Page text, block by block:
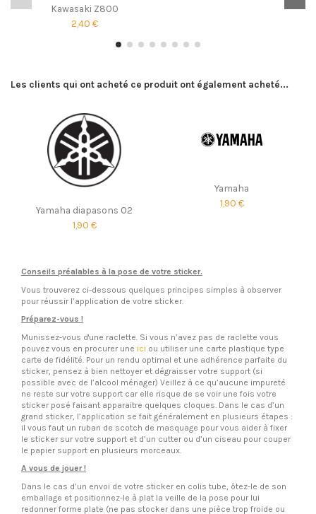
Kawasaki Z800
2,40 €
Les clients qui ont acheté ce produit ont également acheté...
Yamaha diapasons 02
1,90 €
Yamaha
1,90 €
Conseils préalables à la pose de votre sticker.
Vous trouverez ci-dessous quelques principes simples à observer
pour réussir l’application de votre sticker.
Préparez-vous !
Munissez-vous d'une raclette. Si vous n’avez pas de raclette vous
pouvez vous en procurer une ici ou utiliser une carte plastique type
carte de fidélité. Pour un rendu optimal et une adhérence parfaite du
sticker, pensez à bien nettoyer et dégraisser votre support (si
possible avec de l’alcool ménager) Veillez à ce qu’aucune impureté
ne reste sur votre support car elle risque de se voir une fois votre
sticker posé faisant apparaitre quelques cloques. Dans le cas d’un
grand sticker, l’application se fait généralement en plusieurs étapes :
il vous faut un ruban de scotch de masquage pour vous aider à fixer
le sticker sur votre support et d’un cutter ou d’un ciseau pour couper
le papier support en plusieurs morceaux.
A vous de jouer !
Dans le cas d’un envoi de votre sticker en colis tube, ôtez-le de son
emballage et positionnez-le à plat la veille de la pose pour lui
redonner forme plate (ne pas stocker dans une pièce trop froide ou